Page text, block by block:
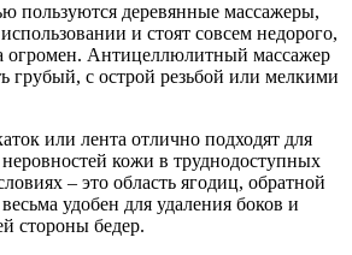
пользуются деревянные массажеры,
и стоят совсем недорого,
огромен. Антицеллюлитный массажер
грубый, с острой резьбой или мелкими
или лента отлично подходят для
кожи в труднодоступных
– это область ягодиц, обратной
удобен для удаления боков и
стороны бедер.